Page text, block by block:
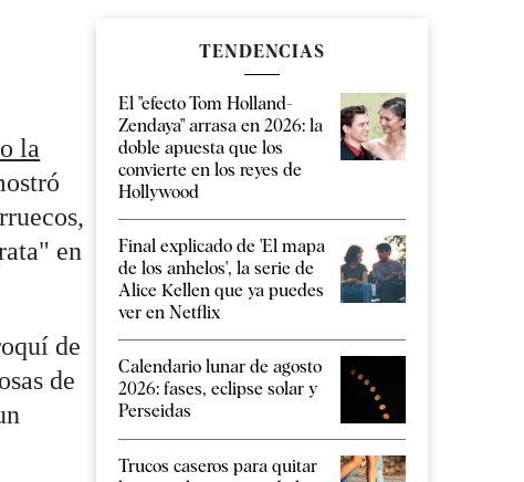
la
en
de
de
TENDENCIAS
El "efecto Tom Holland-
Zendaya" arrasa en 2026: la
doble apuesta que los
convierte en los reyes de
Hollywood
Final explicado de 'El mapa
de los anhelos', la serie de
Alice Kellen que ya puedes
ver en Netflix
Calendario lunar de agosto
2026: fases, eclipse solar y
Perseidas
Trucos caseros para quitar